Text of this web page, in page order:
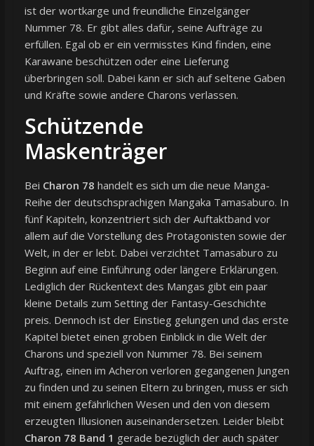
ist der wortkarge und freundliche Einzelgänger
Nummer 78. Er gibt alles dafür, seine Aufträge zu
erfüllen. Egal ob er ein vermisstes Kind finden, eine
Karawane beschützen oder eine Lieferung
überbringen soll. Dabei kann er sich auf seltene Gaben
und Kräfte sowie andere Charons verlassen.
Schützende
Maskenträger
Bei Charon 78 handelt es sich um die neue Manga-
Reihe der deutschsprachigen Mangaka Tamasaburo. In
fünf Kapiteln, konzentriert sich der Auftaktband vor
allem auf die Vorstellung des Protagonisten sowie der
Welt, in der er lebt. Dabei verzichtet Tamasaburo zu
Beginn auf eine Einführung oder längere Erklärungen.
Lediglich der Rückentext des Mangas gibt ein paar
kleine Details zum Setting der Fantasy-Geschichte
preis. Dennoch ist der Einstieg gelungen und das erste
Kapitel bietet einen groben Einblick in die Welt der
Charons und speziell von Nummer 78. Bei seinem
Auftrag, einen im Acheron verloren gegangenen Jungen
zu finden und zu seinen Eltern zu bringen, muss er sich
mit einem gefährlichen Wesen und den von diesem
erzeugten Illusionen auseinandersetzen. Leider bleibt
Charon 78 Band 1 gerade bezüglich der auch später